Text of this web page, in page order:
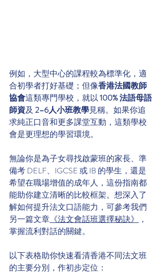
例如，大型中心的課程較為標準化，適
合初學者打好基礎；但像香港法國教師
協會這類專門學校，就以 100% 法語母語
師資及 2–6人小班教學見稱。如果你追
求純正口音和更多課堂互動，這類學校
會是更理想的學習環境。
無論你是為子女尋找啟蒙班的家長、準
備考 DELF、IGCSE 或 IB 的學生，還是
希望在職場增值的成年人，這份指南都
能助你建立清晰的比較框架。想深入了
解如何提升法文口語能力，可參考我們
另一篇文章 《法文會話班選擇秘訣》
，
掌握流利對話的關鍵。
以下表格助你快速看清香港不同法文班
的主要分別，作初步定位：